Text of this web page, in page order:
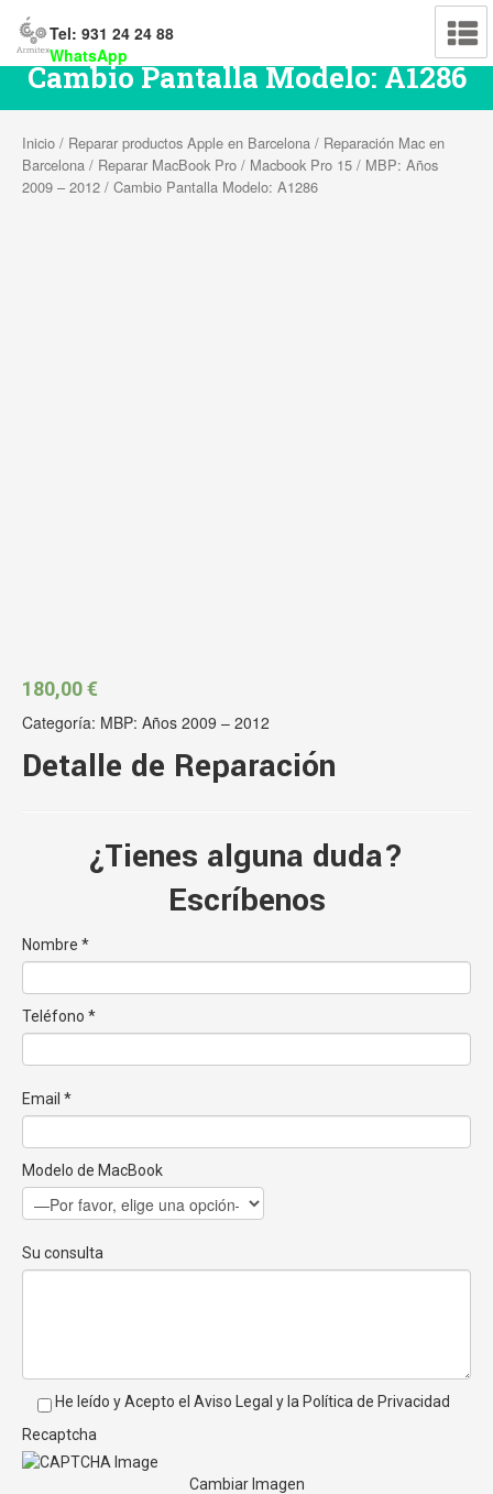
Tel: 931 24 24 88
WhatsApp
Cambio Pantalla Modelo: A1286
Inicio / Reparar productos Apple en Barcelona / Reparación Mac en
Barcelona / Reparar MacBook Pro / Macbook Pro 15 / MBP: Años
2009 – 2012 / Cambio Pantalla Modelo: A1286
180,00€
Categoría: MBP: Años 2009 – 2012
Detalle de Reparación
¿Tienes alguna duda?
Escríbenos
Nombre *
Teléfono *
Email *
Modelo de MacBook
Su consulta
He leído y Acepto el Aviso Legal y la Política de Privacidad
Recaptcha
Cambiar Imagen